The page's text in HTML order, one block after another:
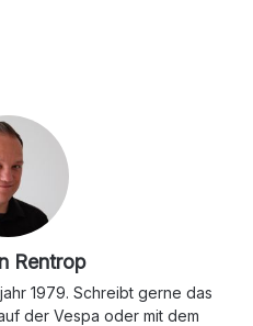
Rentrop
1979. Schreibt gerne das
der Vespa oder mit dem